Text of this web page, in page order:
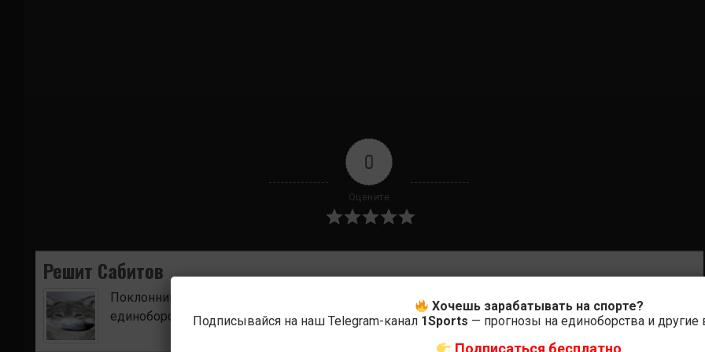
0
Оцените
Решит Сабитов
Поклонник боевых искусств. Ищу для вас самые лучшие и актуальные события и мира
единоборств.
Хочешь зарабатывать на спорте?
Подписывайся на наш Telegram-канал 1Sports — прогнозы на единоборства и
Подписаться бесплатно